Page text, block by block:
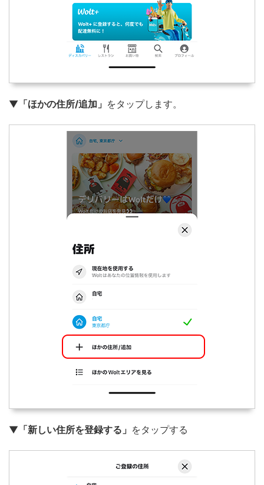
▼ 「ほかの住所/追加」 をタップします。
▼ 「新しい住所を登録する」 をタップする